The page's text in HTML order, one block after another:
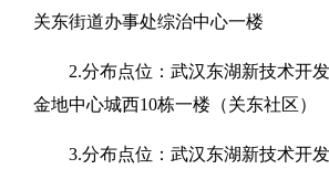
关东街道办事处综治中心一楼
2.分布点位：武汉东湖新技术开
金地中心城西10栋一楼（关东社区）
3.分布点位：武汉东湖新技术开